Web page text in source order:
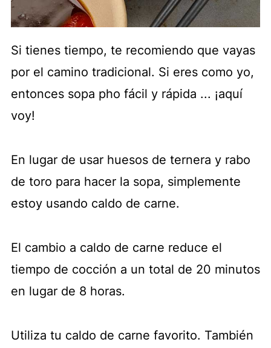
Si tienes tiempo, te recomiendo que vayas
por el camino tradicional. Si eres como yo,
entonces sopa pho fácil y rápida ... ¡aquí
voy!
En lugar de usar huesos de ternera y rabo
de toro para hacer la sopa, simplemente
estoy usando caldo de carne.
El cambio a caldo de carne reduce el
tiempo de cocción a un total de 20 minutos
en lugar de 8 horas.
Utiliza tu caldo de carne favorito. También